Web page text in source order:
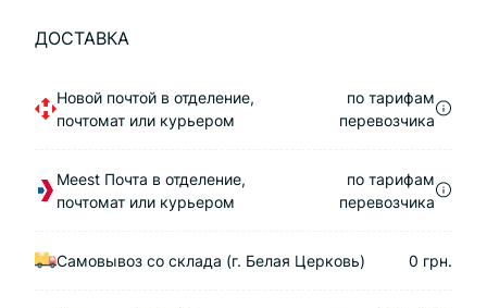
ДОСТАВКА
Новой почтой в отделение,
почтомат или курьером
по тарифам
перевозчика
Meest Почта в отделение,
почтомат или курьером
по тарифам
перевозчика
Самовывоз со склада (г. Белая Церковь) 0 грн.